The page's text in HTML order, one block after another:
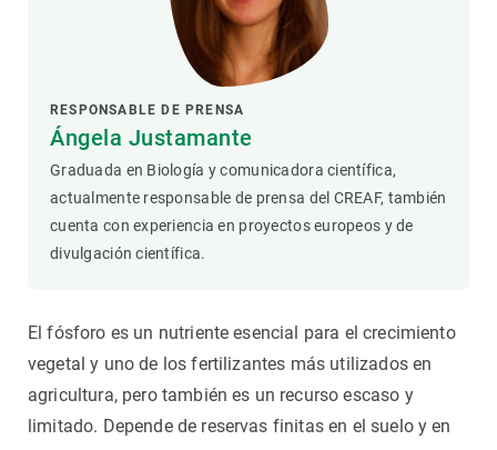
RESPONSABLE DE PRENSA
Ángela Justamante
Graduada en Biología y comunicadora científica,
actualmente responsable de prensa del CREAF, también
cuenta con experiencia en proyectos europeos y de
divulgación científica.
El fósforo es un nutriente esencial para el crecimiento
vegetal y uno de los fertilizantes más utilizados en
agricultura, pero también es un recurso escaso y
limitado. Depende de reservas finitas en el suelo y en